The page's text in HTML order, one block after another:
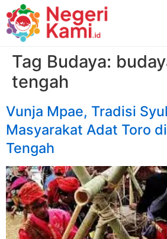
Tag Budaya:
tengah
Vunja Mpae, Tradisi
Masyarakat Adat Toro
Tengah